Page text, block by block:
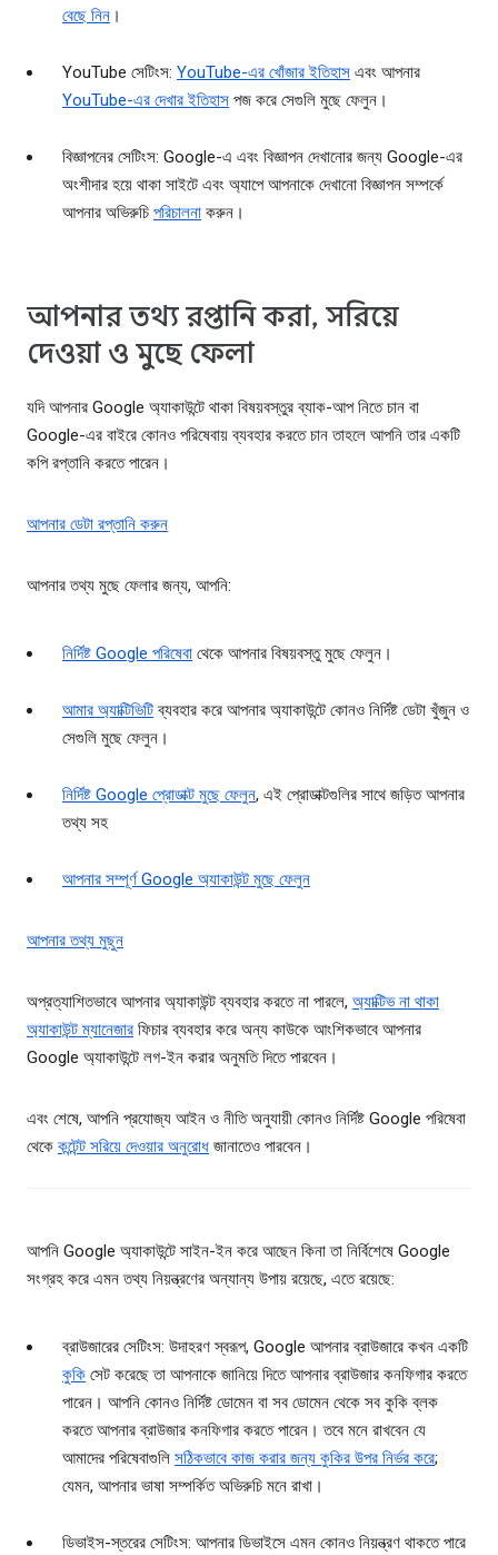
বেছে নিন ।
YouTube সেটিংস: YouTube-এর খোঁজার ইতিহাস এবং আপনার
YouTube-এর দেখার ইতিহাস পজ করে সেগুলি মুছে ফেলুন।
বিজ্ঞাপনের সেটিংস: Google-এ এবং বিজ্ঞাপন দেখানোর জন্য Google-এর
অংশীদার হয়ে থাকা সাইটে এবং অ্যাপে আপনাকে দেখানো বিজ্ঞাপন সম্পর্কে
আপনার অভিরুচি পরিচালনা করুন।
আপনার তথ্য রপ্তানি করা, সরিয়ে
দেওয়া ও মুছে ফেলা
যদি আপনার Google অ্যাকাউন্টে থাকা বিষয়বস্তুর ব্যাক-আপ নিতে চান বা
Google-এর বাইরে কোনও পরিষেবায় ব্যবহার করতে চান তাহলে আপনি তার একটি
কপি রপ্তানি করতে পারেন।
আপনার ডেটা রপ্তানি করুন
আপনার তথ্য মুছে ফেলার জন্য, আপনি:
নির্দিষ্ট Google পরিষেবা থেকে আপনার বিষয়বস্তু মুছে ফেলুন।
আমার অ্যাক্টিভিটিব্যবহার করে আপনার অ্যাকাউন্টে কোনও নির্দিষ্ট ডেটা খুঁজুন ও
সেগুলি মুছে ফেলুন।
নির্দিষ্ট Google প্রোডাক্ট মুছে ফেলুন, এই প্রোডাক্টগুলির সাথে জড়িত আপনার
তথ্য সহ
আপনার সম্পূর্ণ Google অ্যাকাউন্ট মুছে ফেলুন
আপনার তথ্য মুছুন
অপ্রত্যাশিতভাবে আপনার অ্যাকাউন্ট ব্যবহার করতে না পারলে, অ্যাক্টিভ না থাকা
অ্যাকাউন্ট ম্যানেজার ফিচার ব্যবহার করে অন্য কাউকে আংশিকভাবে আপনার
Google অ্যাকাউন্টে লগ-ইন করার অনুমতি দিতে পারবেন।
এবং শেষে, আপনি প্রযোজ্য আইন ও নীতি অনুযায়ী কোনও নির্দিষ্ট Google পরিষেবা
থেকে কন্টেন্ট সরিয়ে দেওয়ার অনুরোধ জানাতেও পারবেন।
আপনি Google অ্যাকাউন্টে সাইন-ইন করে আছেন কিনা তা নির্বিশেষে Google
সংগ্রহ করে এমন তথ্য নিয়ন্ত্রণের অন্যান্য উপায় রয়েছে, এতে রয়েছে:
ব্রাউজারের সেটিংস: উদাহরণ স্বরূপ, Google আপনার ব্রাউজারে কখন একটি
কুকি সেট করেছে তা আপনাকে জানিয়ে দিতে আপনার ব্রাউজার কনফিগার করতে
পারেন। আপনি কোনও নির্দিষ্ট ডোমেন বা সব ডোমেন থেকে সব কুকি ব্লক
করতে আপনার ব্রাউজার কনফিগার করতে পারেন। তবে মনে রাখবেন যে
আমাদের পরিষেবাগুলি সঠিকভাবে কাজ করার জন্য কুকির উপর নির্ভর করে;
যেমন, আপনার ভাষা সম্পর্কিত অভিরুচি মনে রাখা।
ডিভাইস-স্তরের সেটিংস: আপনার ডিভাইসে এমন কোনও নিয়ন্ত্রণ থাকতে পারে